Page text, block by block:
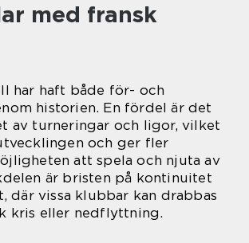
med fransk
har haft både för- och
historien. En fördel är det
av turneringar och ligor, vilket
och ger fler
att spela och njuta av
är bristen på kontinuitet
där vissa klubbar kan drabbas
kris eller nedflyttning.